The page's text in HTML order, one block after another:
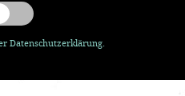
Datenschutzerklärung.